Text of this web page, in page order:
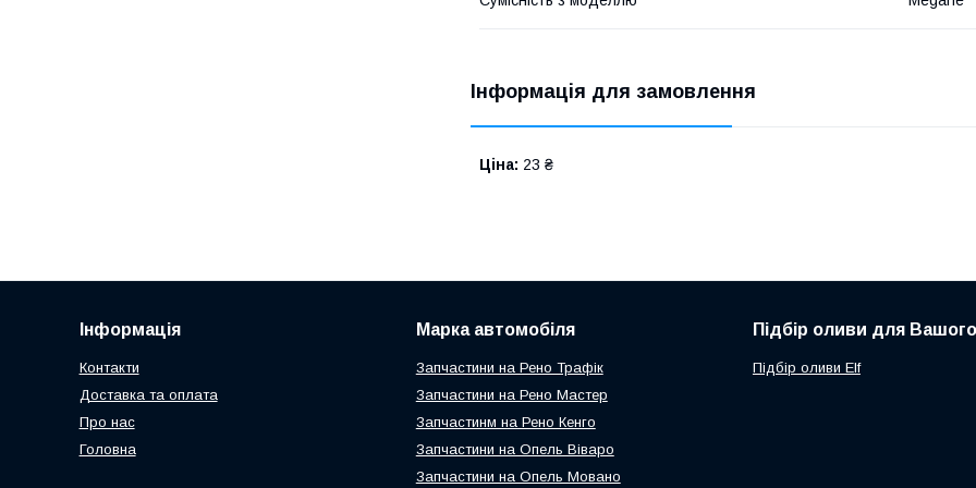
Інформація для замовлення
Ціна: 23 ₴
Інформація
Контакти
Доставка та оплата
Про нас
Головна
Марка автомобіля
Запчастини на Рено Трафік
Запчастини на Рено Мастер
Запчастинм на Рено Кенго
Запчастини на Опель Віваро
Запчастини на Опель Мовано
Підбір оливи для
Підбір оливи Elf